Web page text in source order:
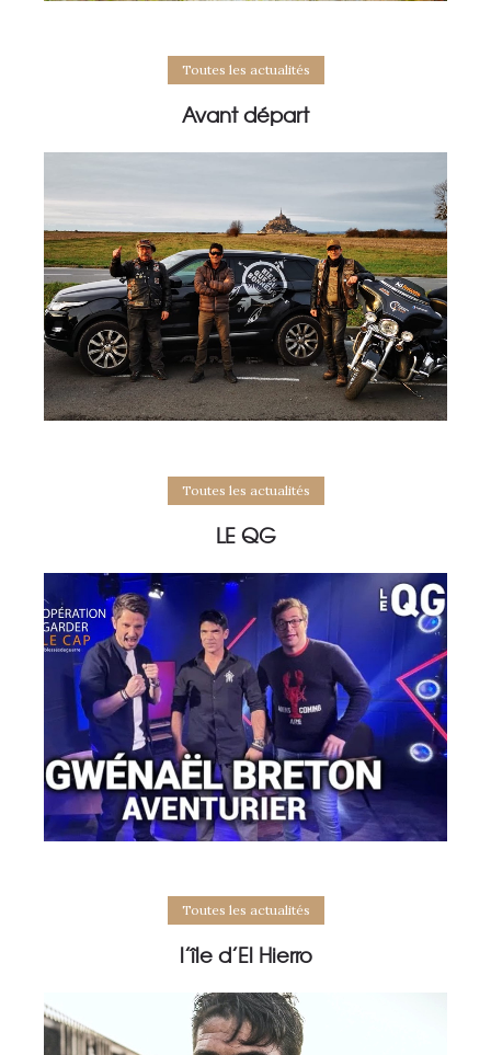
Toutes les actualités
Avant départ
Toutes les actualités
LE QG
Toutes les actualités
l’île d’El Hierro